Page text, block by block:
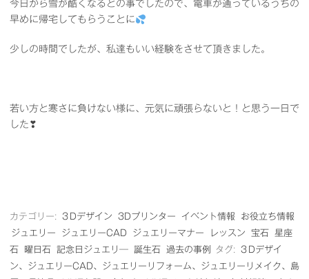
今日から雪が酷くなるとの事でしたので、電車が通っているうちの
早めに帰宅してもらうことに
少しの時間でしたが、私達もいい経験をさせて頂きました。
若い方と寒さに負けない様に、元気に頑張らないと！と思う一日で
した❣
カテゴリー: ３Dデザイン 3Dプリンター イベント情報
お役立ち情報
ジュエリー
ジュエリーCAD ジュエリーマナー レッスン 宝石
星座
石
曜日石 記念日ジュエリ― 誕生石 過去の事例 タグ:
３Dデザイ
ン、ジュエリーCAD、ジュエリーリフォーム、ジュエリーリメイク、島